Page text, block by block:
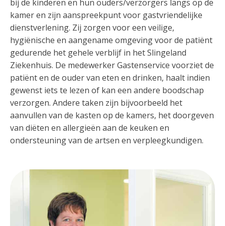
bij de kinderen en hun ouders/verzorgers langs op de
kamer en zijn aanspreekpunt voor gastvriendelijke
dienstverlening. Zij zorgen voor een veilige,
hygiënische en aangename omgeving voor de patiënt
gedurende het gehele verblijf in het Slingeland
Ziekenhuis. De medewerker Gastenservice voorziet de
patiënt en de ouder van eten en drinken, haalt indien
gewenst iets te lezen of kan een andere boodschap
verzorgen. Andere taken zijn bijvoorbeeld het
aanvullen van de kasten op de kamers, het doorgeven
van diëten en allergieën aan de keuken en
ondersteuning van de artsen en verpleegkundigen.